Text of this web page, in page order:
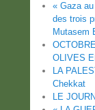
« Gaza
des trois
Mutasem
OLIVES
LA
Chekkat
LE